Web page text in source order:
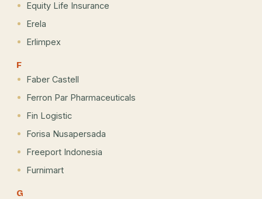
Equity Life Insurance
Erela
Erlimpex
F
Faber Castell
Ferron Par Pharmaceuticals
Fin Logistic
Forisa Nusapersada
Freeport Indonesia
Furnimart
G